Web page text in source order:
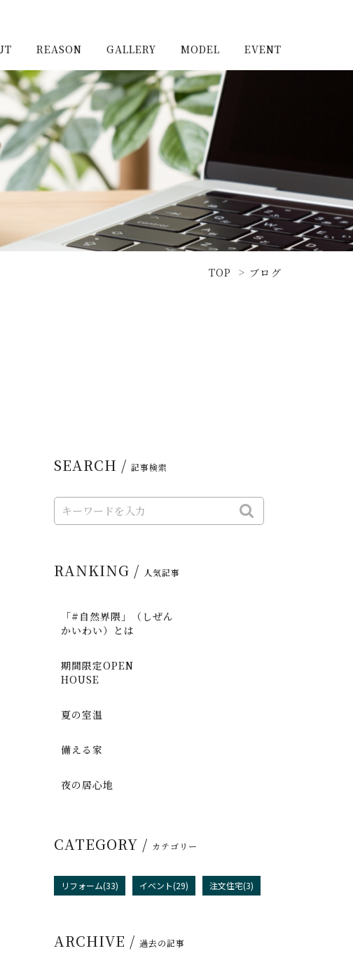
REASON GALLERY
施工実例（新築）
施工実例（リノベーショ
ン）
MODEL
浦和住宅公園
浦和住宅展示場Miraizu
大宮北ハウジングステージ
EVENT
TOP ブログ
SEARCH / 記事検索
RANKING / 人気記事
「#自然界隈」（しぜん
かいわい）とは
期間限定OPEN
HOUSE
夏の室温
備える家
夜の居心地
CATEGORY / カテゴリー
リフォーム(33) イベント(29) 注文住宅(3)
ARCHIVE / 過去の記事